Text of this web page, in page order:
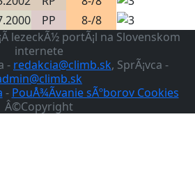
PP
8-/8
lezeckÃ½ portÃ¡l na Slovenskom
internete
- redakcia@climb.sk, SprÃ¡vca -
- PouÅ¾Ã­vanie sÃºborov Cookies
Â©Copyright